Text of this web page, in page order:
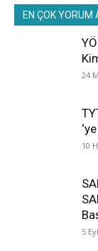
EN ÇOK YORUM
24
10
5